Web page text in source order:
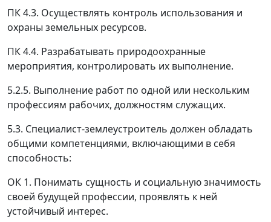
ПК 4.3. Осуществлять контроль использования и
охраны земельных ресурсов.
ПК 4.4. Разрабатывать природоохранные
мероприятия, контролировать их выполнение.
5.2.5. Выполнение работ по одной или нескольким
профессиям рабочих, должностям служащих.
5.3. Специалист-землеустроитель должен обладать
общими компетенциями, включающими в себя
способность:
ОК 1. Понимать сущность и социальную значимость
своей будущей профессии, проявлять к ней
устойчивый интерес.